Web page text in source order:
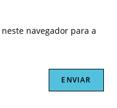
navegador para a